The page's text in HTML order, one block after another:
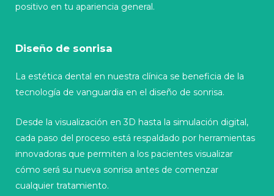
positivo en tu apariencia general.
Diseño de sonrisa
La estética dental en nuestra clínica se beneficia de la
tecnología de vanguardia en el diseño de sonrisa.
Desde la visualización en 3D hasta la simulación digital,
cada paso del proceso está respaldado por herramientas
innovadoras que permiten a los pacientes visualizar
cómo será su nueva sonrisa antes de comenzar
cualquier tratamiento.